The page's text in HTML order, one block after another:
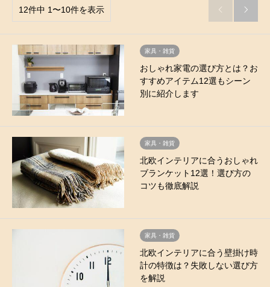
12件中 1〜10件を表示  
家具・雑貨
おしゃれ家電の選び方とは？お
すすめアイテム12選もシーン
別に紹介します
家具・雑貨
北欧インテリアに合うおしゃれ
ブランケット12選！選び方の
コツも徹底解説
家具・雑貨
北欧インテリアに合う壁掛け時
計の特徴は？失敗しない選び方
を解説